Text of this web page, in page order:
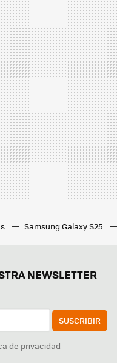
Samsung Galaxy S25
NEWSLETTER
SUSCRIBIR
de privacidad